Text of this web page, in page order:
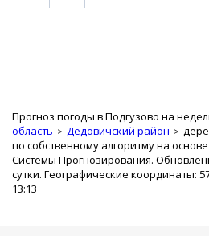
Прогноз погоды в Подгузово на
область
Дедовичский район
по собственному алгоритму на
Системы Прогнозирования.
сутки. Географические координаты:
13:13